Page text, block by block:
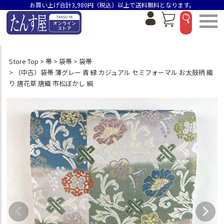
お買い上げ合計3,980円（税込）以上で送料無料となります。
Store Top 帯 袋帯
袋帯
（中古）袋帯 薄グレー 青 緑 カジュアル セミフォーマル お太鼓柄 織
り 唐花草 唐織 市松ぼかし 絹